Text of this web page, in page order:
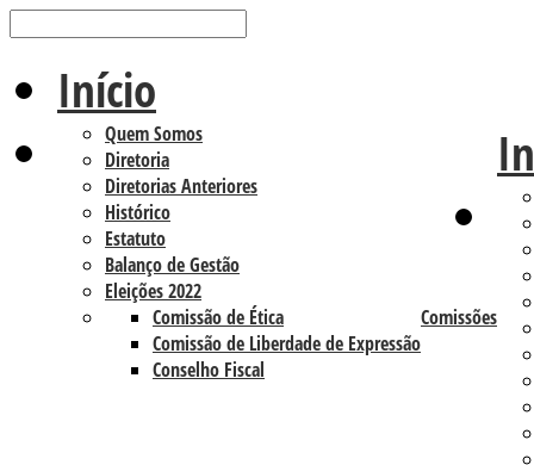
Início
Quem Somos
Diretoria
Diretorias Anteriores
Histórico
Estatuto
Balanço de Gestão
Eleições 2022
Comissões
Comissão de Ética
Comissão de Liberdade de Expressão
Conselho Fiscal